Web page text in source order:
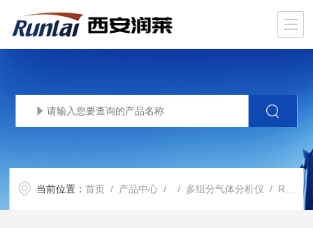
当前位置：首页 / 产品中心 / / 多组分气体分析仪 / RL-605型加热炉尾气成套分析系统